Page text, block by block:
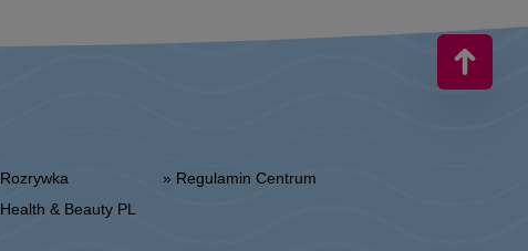
» Rozrywka
» Health & Beauty PL
» Regulamin Centrum